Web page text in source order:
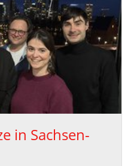
in Sach­sen­